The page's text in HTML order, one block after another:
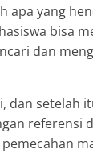
apa yang
bisa
dan
dan setelah
referensi